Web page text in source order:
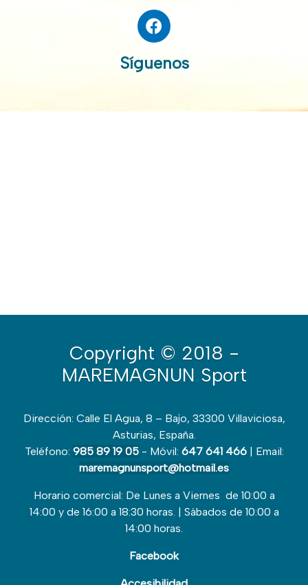
Síguenos
Copyright © 2018 -
MAREMAGNUN Sport
Dirección: Calle El Agua, 8 – Bajo, 33300 Villaviciosa,
Asturias, España.
Teléfono: 985 89 19 05- Móvil: 647 641 466| Email:
maremagnunsport@hotmail.es
Horario comercial: De Lunes a Viernes de 10:00 a
14:00 y de 16:00 a 18:30 horas. | Sábados de 10:00 a
14:00 horas.
Facebook